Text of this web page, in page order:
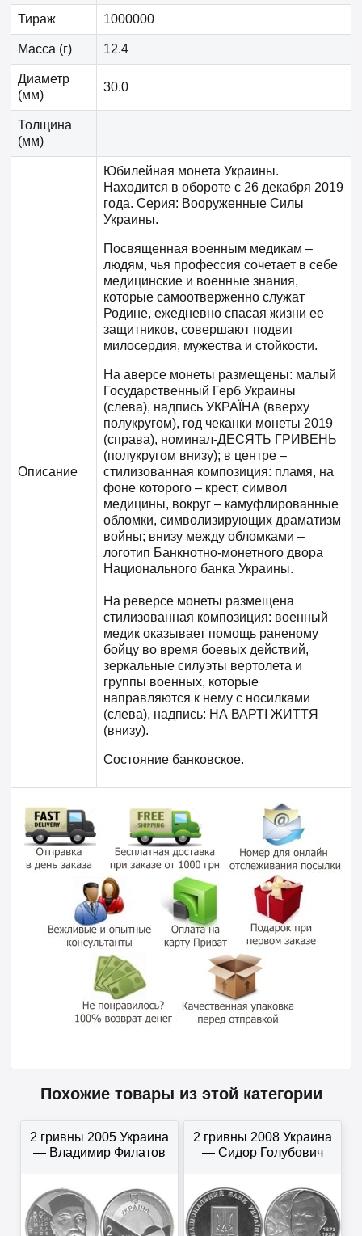
Тираж 1000000
Масса (г) 12.4
Диаметр
(мм)
30.0
Толщина
(мм)
Описание
Юбилейная монета Украины.
Находится в обороте с 26 декабря 2019
года. Серия: Вооруженные Силы
Украины.
Посвященная военным медикам –
людям, чья профессия сочетает в себе
медицинские и военные знания,
которые самоотверженно служат
Родине, ежедневно спасая жизни ее
защитников, совершают подвиг
милосердия, мужества и стойкости.
На аверсе монеты размещены: малый
Государственный Герб Украины
(слева), надпись УКРАЇНА (вверху
полукругом), год чеканки монеты 2019
(справа), номинал-ДЕСЯТЬ ГРИВЕНЬ
(полукругом внизу); в центре –
стилизованная композиция: пламя, на
фоне которого – крест, символ
медицины, вокруг – камуфлированные
обломки, символизирующих драматизм
войны; внизу между обломками –
логотип Банкнотно-монетного двора
Национального банка Украины.
На реверсе монеты размещена
стилизованная композиция: военный
медик оказывает помощь раненому
бойцу во время боевых действий,
зеркальные силуэты вертолета и
группы военных, которые
направляются к нему с носилками
(слева), надпись: НА ВАРТІ ЖИТТЯ
(внизу).
Состояние банковское.
Похожие товары из этой категории
2 гривны 2005 Украина
— Владимир Филатов
2 гривны 2008 Украина
— Сидор Голубович